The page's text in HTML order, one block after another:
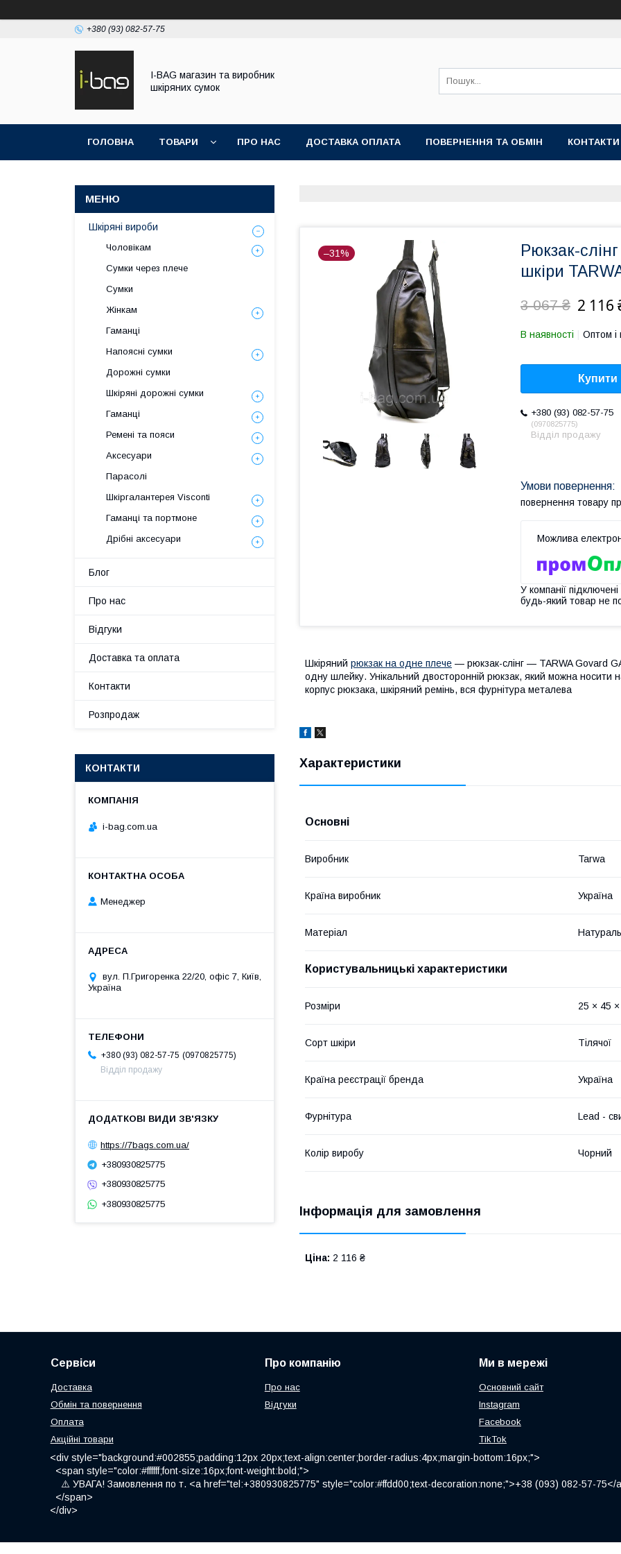
+380 (93) 082-57-75
I-BAG магазин та виробник
шкіряних сумок
ГОЛОВНА ТОВАРИ ПРО НАС ДОСТАВКА ОПЛАТА ПОВЕРНЕННЯ ТА ОБМІН КОНТАКТИ
–31%
Рюкзак-
шкіри
3 067 ₴ 2 116
В наявності Оптом і
Купити
+380 (93) 082-57-75
0970825775
Відділ продажу
повернення товару
У компанії
будь-який товар не
Шкіряний рюкзак на одне плече — рюкзак-слінг — TARWA Govard
одну шлейку. Унікальний двосторонній рюкзак, який можна носити
корпус рюкзака, шкіряний ремінь, вся фурнітура металева
Характеристики
Основні
Виробник Tarwa
Країна виробник Україна
Матеріал
Користувальницькі характеристики
Розміри 25 × 45 ×
Сорт шкіри Тілячої
Країна реєстрації бренда Україна
Фурнітура Lead -
Колір виробу Чорний
Інформація для замовлення
Ціна: 2 116 ₴
Шкіряні вироби
Чоловікам
Сумки через плече
Сумки
Жінкам
Гаманці
Напоясні сумки
Дорожні сумки
Шкіряні дорожні сумки
Гаманці
Ремені та пояси
Аксесуари
Парасолі
Шкіргалантерея Visconti
Гаманці та портмоне
Дрібні аксесуари
Блог
Про нас
Відгуки
Доставка та оплата
Контакти
Розпродаж
КОНТАКТИ
i-bag.com.ua
Менеджер
вул. П.Григоренка 22/20, офіс 7, Київ,
Україна
+380 (93) 082-57-75
0970825775
Відділ продажу
https://7bags.com.ua/
+380930825775
+380930825775
+380930825775
Сервіси
Доставка
Обмін та повернення
Оплата
Акційні товари
Про компанію
Про нас
Відгуки
Ми в мережі
Основний сайт
Instagram
Facebook
TikTok
<div style="background:#002855;padding:12px 20px;text-align:center;border-radius:4px;margin-bottom:16px;">
<span style="color:#ffffff;font-size:16px;font-weight:bold;">
⚠️ УВАГА! Замовлення по т. <a href="tel:+380930825775" style="color:#ffdd00;text-decoration:none;">+38 (093) 082-57-
</span>
</div>